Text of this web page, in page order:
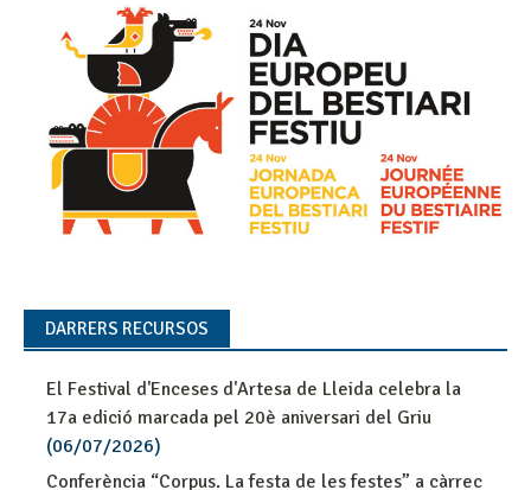
DARRERS RECURSOS
El Festival d'Enceses d'Artesa de Lleida celebra la
17a edició marcada pel 20è aniversari del Griu
(06/07/2026)
Conferència “Corpus. La festa de les festes” a càrrec